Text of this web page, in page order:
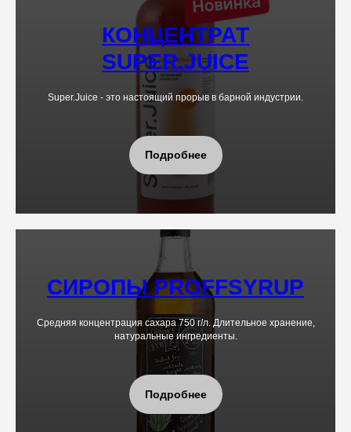
КОНЦЕНТРАТ
SUPER.JUICE
Super.Juice - это настоящий прорыв в барной индустрии.
Подробнее
СИРОПЫ PROFFSYRUP
Средняя концентрация сахара 750 г/л. Длительное хранение,
натуральные ингредиенты.
Подробнее